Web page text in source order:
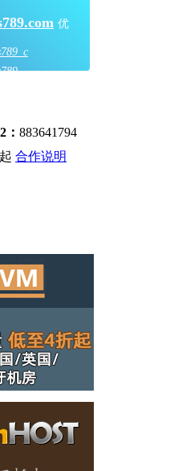
优
： 883641794
合作说明